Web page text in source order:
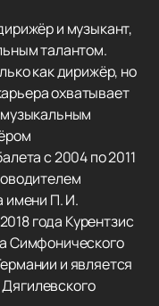
и музыкант,
талантом.
как дирижёр, но
охватывает
с 2004 по 2011
имени П. И.
года Курентзис
Симфонического
и является